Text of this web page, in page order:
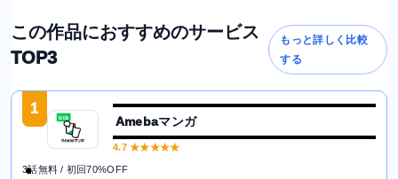
この作品におすすめのサービス
TOP3
もっと詳しく比較
する
1
Amebaマンガ
4.7★★★★★
3話無料 / 初回70%OFF